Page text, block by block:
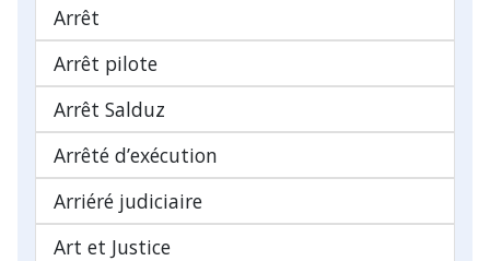
Arrêt
Arrêt pilote
Arrêt Salduz
Arrêté d’exécution
Arriéré judiciaire
Art et Justice